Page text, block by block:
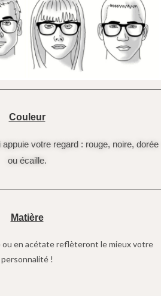
Couleur
votre regard : rouge, noire, dorée
ou écaille.
Matière
ou en acétate reflèteront le mieux votre
personnalité !